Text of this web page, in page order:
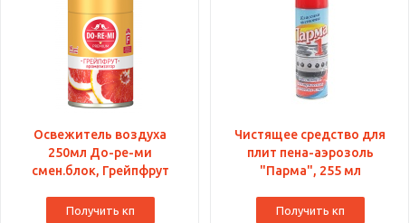
Освежитель воздуха
250мл До-ре-ми
смен.блок, Грейпфрут
Получить кп
Чистящее средство для
плит пена-аэрозоль
"Парма", 255 мл
Получить кп